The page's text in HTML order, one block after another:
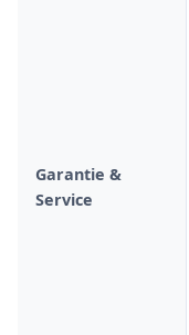
Garantie &
Service